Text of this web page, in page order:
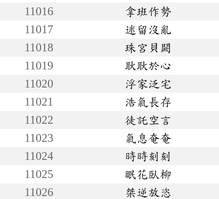
11016
拿班作勢
11017
迷留沒亂
11018
珠宮貝闕
11019
耿耿於心
11020
浮家泛宅
11021
浩氣長存
11022
徒託空言
11023
氣息奄奄
11024
時時刻刻
11025
眠花臥柳
11026
桀逆放恣